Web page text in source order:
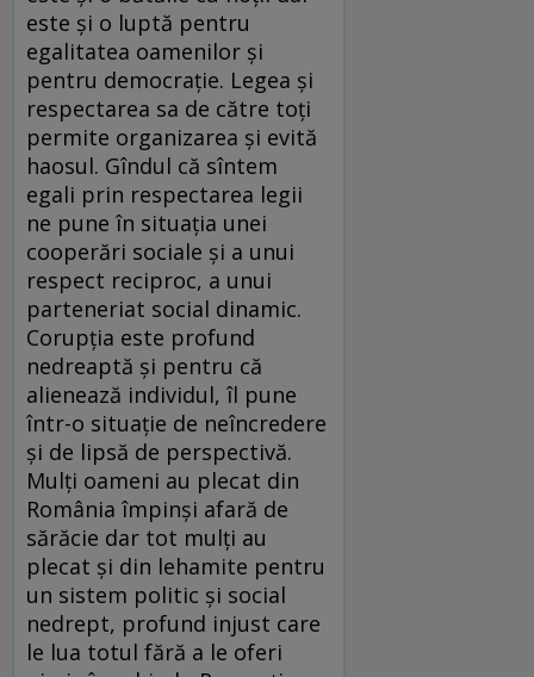
este şi o luptă pentru
egalitatea oamenilor şi
pentru democraţie. Legea şi
respectarea sa de către toţi
permite organizarea şi evită
haosul. Gîndul că sîntem
egali prin respectarea legii
ne pune în situaţia unei
cooperări sociale şi a unui
respect reciproc, a unui
parteneriat social dinamic.
Corupţia este profund
nedreaptă şi pentru că
alienează individul, îl pune
într-o situaţie de neîncredere
şi de lipsă de perspectivă.
Mulţi oameni au plecat din
România împinşi afară de
sărăcie dar tot mulţi au
plecat şi din lehamite pentru
un sistem politic şi social
nedrept, profund injust care
le lua totul fără a le oferi